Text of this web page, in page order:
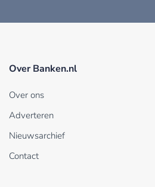
Over Banken.nl
Over ons
Adverteren
Nieuwsarchief
Contact